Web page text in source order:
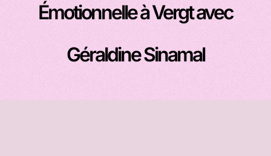
Émotionnelle à Vergt avec
Géraldine Sinamal